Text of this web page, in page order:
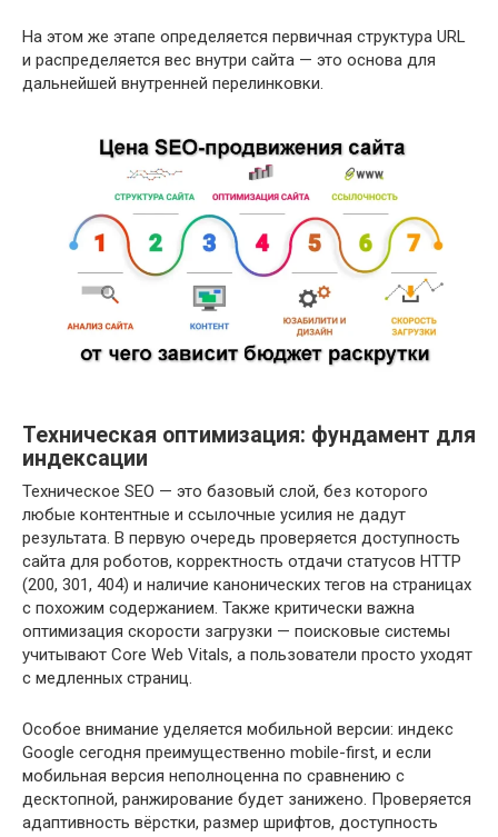
На этом же этапе определяется первичная структура URL
и распределяется вес внутри сайта — это основа для
дальнейшей внутренней перелинковки.
Техническая оптимизация: фундамент для
индексации
Техническое SEO — это базовый слой, без которого
любые контентные и ссылочные усилия не дадут
результата. В первую очередь проверяется доступность
сайта для роботов, корректность отдачи статусов HTTP
(200, 301, 404) и наличие канонических тегов на страницах
с похожим содержанием. Также критически важна
оптимизация скорости загрузки — поисковые системы
учитывают Core Web Vitals, а пользователи просто уходят
с медленных страниц.
Особое внимание уделяется мобильной версии: индекс
Google сегодня преимущественно mobile-first, и если
мобильная версия неполноценна по сравнению с
десктопной, ранжирование будет занижено. Проверяется
адаптивность вёрстки, размер шрифтов, доступность